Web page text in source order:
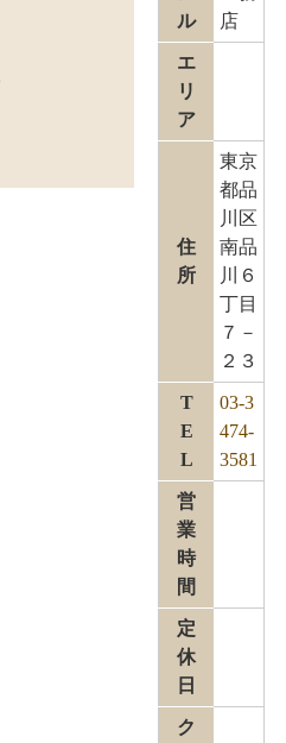
ル
店
エ
リ
ア
住
所
東京
都品
川区
南品
川６
丁目
７－
２３
T
E
L
03-3
474-
3581
営
業
時
間
定
休
日
ク